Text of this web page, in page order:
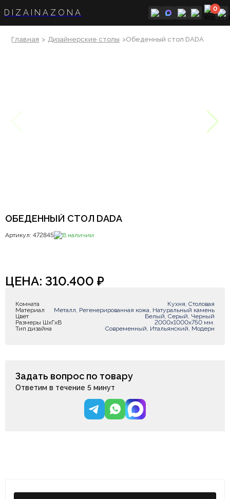
DIZAINAZONA 0
Главная > Дизайнерские столы >Обеденный стол DADA
ОБЕДЕННЫЙ СТОЛ DADA
Артикул: 472845 В наличии
ЦЕНА: 310.400 ₽
Комната
Кухня, Столовая
Материал
Металл, Регенерированная кожа, Натуральный камень
Цвет
Белый, Серый, Черный
Размеры ШxГxВ
2000х1000х750 мм.
Тип дизайна
Современный, Итальянский, Модерн
Задать вопрос по товару
Ответим в течение 5 минут